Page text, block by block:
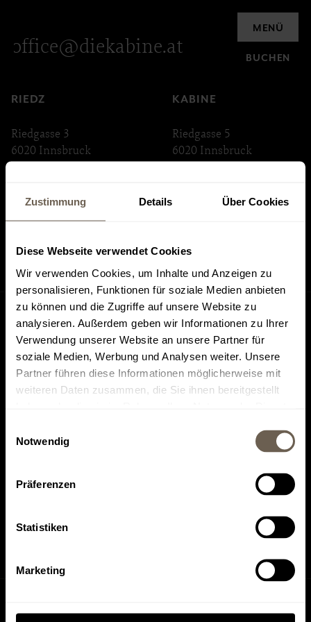
Zustimmung Details Über Cookies
Diese Webseite verwendet Cookies
Wir verwenden Cookies, um Inhalte und Anzeigen zu
personalisieren, Funktionen für soziale Medien anbieten
zu können und die Zugriffe auf unsere Website zu
analysieren. Außerdem geben wir Informationen zu Ihrer
Verwendung unserer Website an unsere Partner für
soziale Medien, Werbung und Analysen weiter. Unsere
Partner führen diese Informationen möglicherweise mit
weiteren Daten zusammen, die Sie ihnen bereitgestellt
Notwendig
Präferenzen
Statistiken
Marketing
MENÜ
BUCHEN
office@diekabine.at
RIEDZ
Riedgasse 3
6020 Innsbruck
KABINE
Riedgasse 5
6020 Innsbruck
ABSTEIGE
6020 Innsbruck
INNSTRASSE 33
6020 Innsbruck
Top bewertet auf
Finde uns auf
Finde uns auf
Anfrage